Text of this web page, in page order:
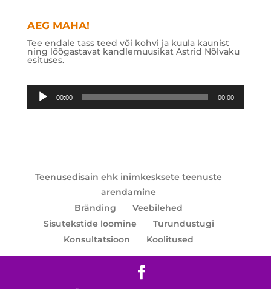
AEG MAHA!
Tee endale tass teed või kohvi ja kuula kaunist
ning lõõgastavat kandlemuusikat Astrid Nõlvaku
esituses.
Audioesitaja
00:00 00:00
Teenusedisain ehk inimkesksete teenuste
arendamine
Bränding
Veebilehed
Sisutekstide loomine
Turundustugi
Konsultatsioon
Koolitused